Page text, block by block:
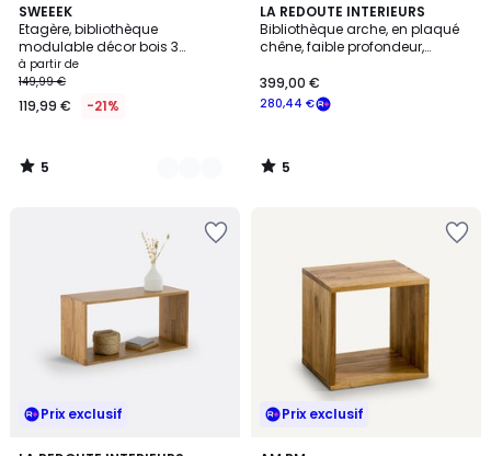
SWEEEK
Etagère, bibliothèque
modulable décor bois 3
éléments - 2 portes 5 étagères
KOMPO
à partir de
149,99 €
119,99 € -21%
5
/
5
2
Couleurs
5
/
LA REDOUTE INTERIEURS
Bibliothèque arche, en plaqué
chêne, faible profondeur,
280,44 €
399,00 €
5
/
5
5
/
Prix exclusif Prix exclusif